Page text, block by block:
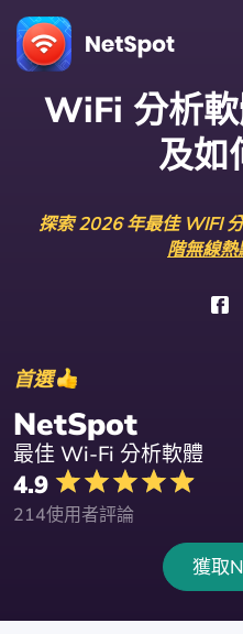
WiFi 分析
及如
探索 2026 年最佳 WIFI
階無線
首選
NetSpot
最佳 Wi-Fi 分析軟體
4.9
214使用者評論
獲取